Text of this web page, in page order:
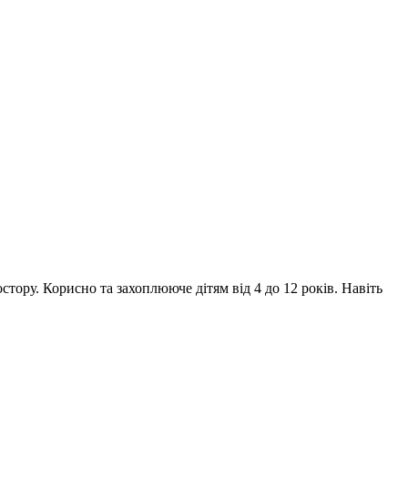
Корисно та захоплююче дітям від 4 до 12 років. Навіть